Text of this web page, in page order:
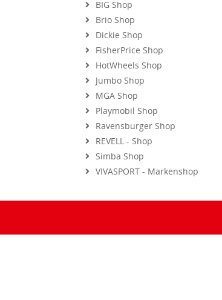
Brio Shop
Dickie Shop
FisherPrice Shop
HotWheels Shop
Jumbo Shop
MGA Shop
Playmobil Shop
Ravensburger Shop
REVELL - Shop
Simba Shop
VIVASPORT - Markenshop